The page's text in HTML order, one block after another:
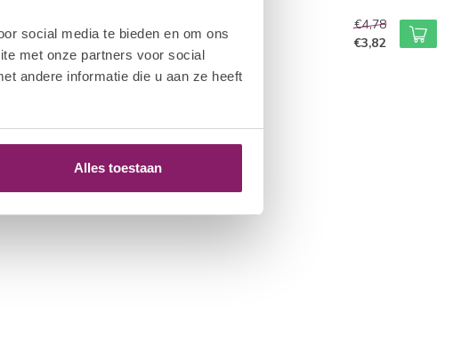
social media te bieden en om ons
met onze partners voor social
andere informatie die u aan ze heeft
Alles toestaan
Cuticle Oil Lory Feather
Niet op voorraad
€4,78
€3,82